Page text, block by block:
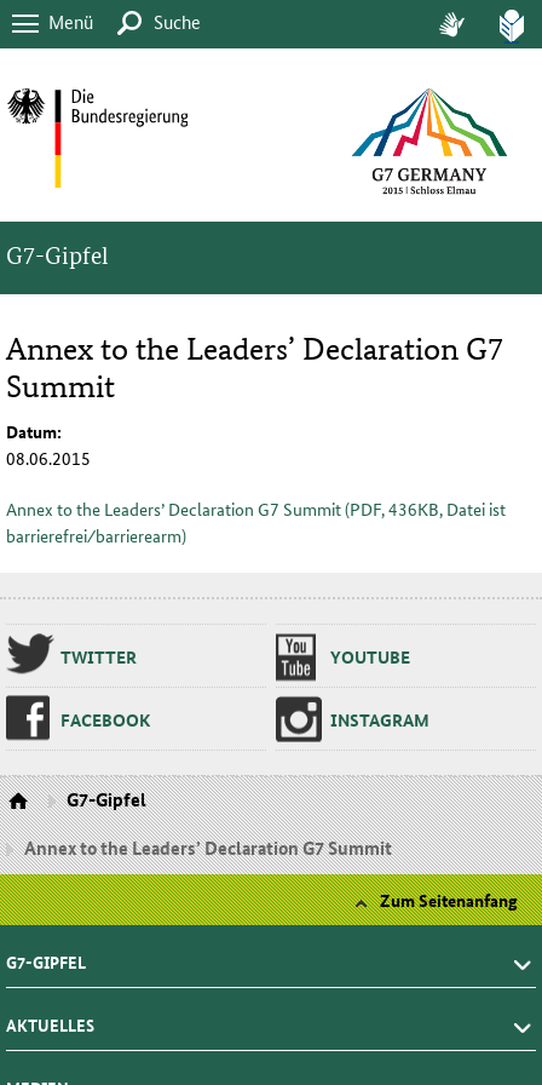
Menü Suche
G7-Gipfel
Annex to the Leadersʼ Declaration G7
Summit
Datum:
08.06.2015
Annex to the Leadersʼ Declaration G7 Summit (PDF, 436KB, Datei ist
barrierefrei⁄barrierearm)
TWIT­TER YOU­TU­BE
FA­CE­BOOK INS­TA­GRAM
G7-Gipfel
Annex to the Leadersʼ Declaration G7 Summit
Zum Seitenanfang
G7-GIPFEL
AKTUELLES